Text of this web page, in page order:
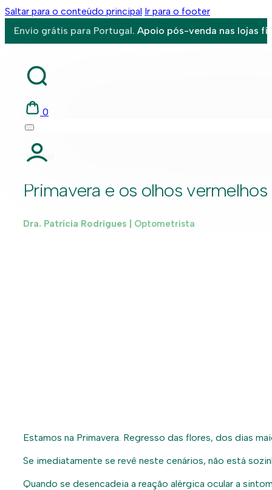
Saltar para o conteúdo principal Ir para o footer
Envio grátis para Portugal. Apoio pós-venda nas lojas
0
Voltar
Primavera e os olhos vermelhos
Dra. Patrícia Rodrigues | Optometrista
Estamos na Primavera. Regresso das flores, dos dias
Se imediatamente se revê neste cenários, não está
Quando se desencadeia a reação alérgica ocular a